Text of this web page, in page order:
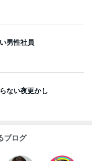
男性社員
ない夜更かし
ブログ